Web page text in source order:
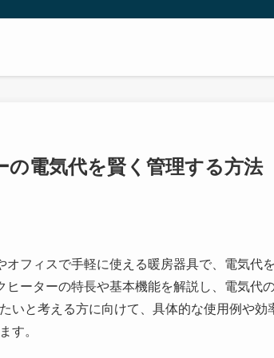
の電気代を賢く管理する方法
フィスで手軽に使える暖房器具で、電気代
ヒーターの特長や基本機能を解説し、電気代
いと考える方に向けて、具体的な使用例や効
す。